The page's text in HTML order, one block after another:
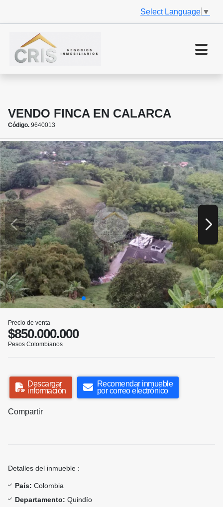
Select Language ▼
VENDO FINCA EN CALARCA
Código. 9640013
Precio de venta
$850.000.000
Pesos Colombianos
Descargar
información
Recomendar inmueble
por correo electrónico
Compartir
Detalles del inmueble :
País: Colombia
Departamento: Quindío